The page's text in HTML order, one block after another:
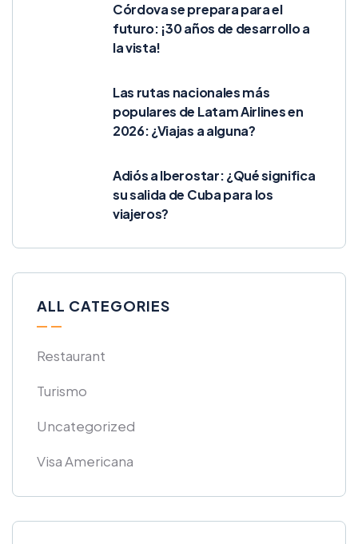
Córdova se prepara para el
futuro: ¡30 años de desarrollo a
la vista!
Las rutas nacionales más
populares de Latam Airlines en
2026: ¿Viajas a alguna?
Adiós a Iberostar: ¿Qué significa
su salida de Cuba para los
viajeros?
ALL CATEGORIES
Restaurant
Turismo
Uncategorized
Visa Americana